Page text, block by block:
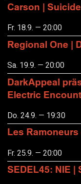
Carson |
Fr. 18.9. — 20:00
Regional One |
Sa. 19.9. — 20:00
DarkAppeal
Electric
Do. 24.9. — 19:30
Les
Fr. 25.9. — 20:00
SEDEL45: NIE |